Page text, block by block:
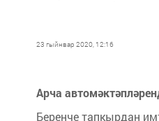
23 гыйнвар 2020, 12:16
Арча
Беренче тапкырдан